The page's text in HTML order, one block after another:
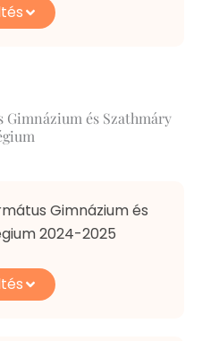
Gimnázium és Szathmáry
Gimnázium és
2024-2025